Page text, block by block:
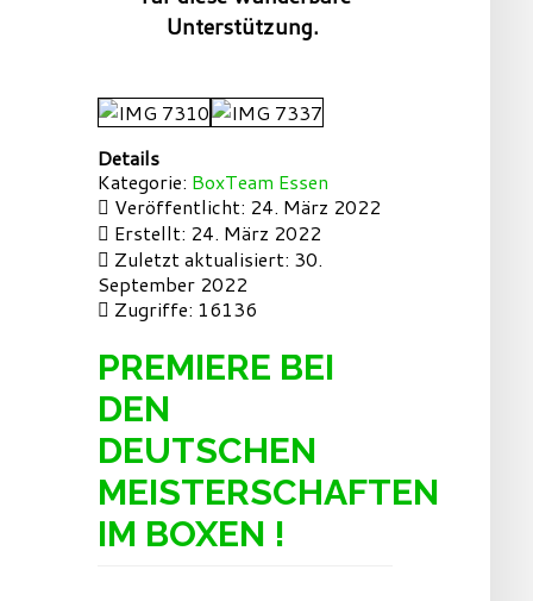
Unterstützung.
Details
Kategorie: BoxTeam Essen
Veröffentlicht: 24. März 2022
Erstellt: 24. März 2022
Zuletzt aktualisiert: 30.
September 2022
Zugriffe: 16136
PREMIERE BEI
DEN
DEUTSCHEN
MEISTERSCHAFTEN
IM BOXEN !